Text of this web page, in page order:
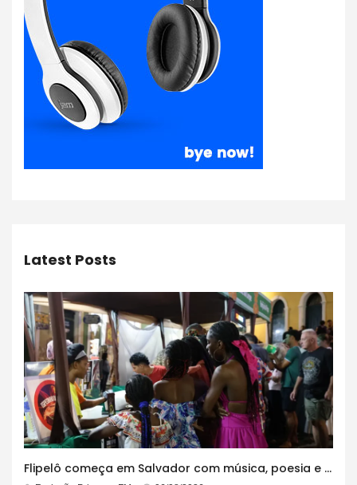
Latest Posts
Flipelô começa em Salvador com música, poesia e grande participação